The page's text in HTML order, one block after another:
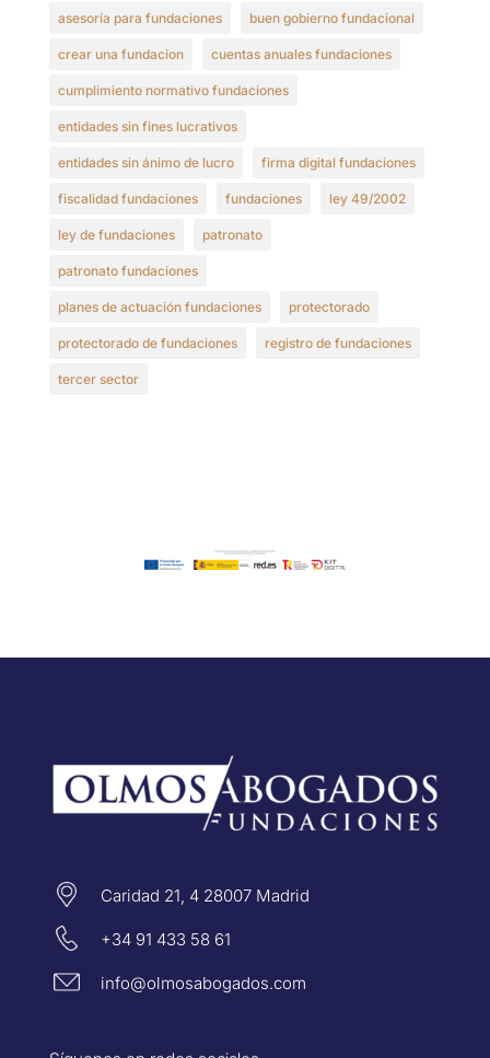
asesoría para fundaciones buen gobierno fundacional
crear una fundacion cuentas anuales fundaciones
cumplimiento normativo fundaciones
entidades sin fines lucrativos
entidades sin ánimo de lucro firma digital fundaciones
fiscalidad fundaciones fundaciones ley 49/2002
ley de fundaciones patronato
patronato fundaciones
planes de actuación fundaciones protectorado
protectorado de fundaciones registro de fundaciones
tercer sector
Caridad 21, 4 28007 Madrid
+34 91 433 58 61
info@olmosabogados.com